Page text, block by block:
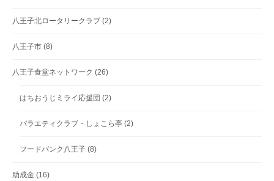
八王子北ロータリークラブ (2)
八王子市 (8)
八王子食堂ネットワーク (26)
はちおうじミライ応援団 (2)
バラエティクラブ・しょこら亭 (2)
フードバンク八王子 (8)
助成金 (16)